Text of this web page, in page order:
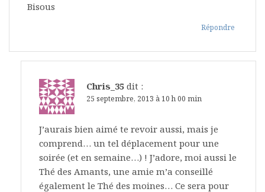
Bisous
Répondre
Chris_35 dit :
25 septembre, 2013 à 10 h 00 min
J’aurais bien aimé te revoir aussi, mais je
comprend… un tel déplacement pour une
soirée (et en semaine…) ! J’adore, moi aussi le
Thé des Amants, une amie m’a conseillé
également le Thé des moines… Ce sera pour